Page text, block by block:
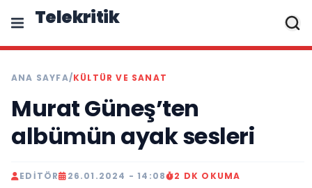
Telekritik
ANA SAYFA/KÜLTÜR VE SANAT
Murat Güneş’ten
albümün ayak sesleri
EDITÖR 26.01.2024 - 14:08 2 DK OKUMA